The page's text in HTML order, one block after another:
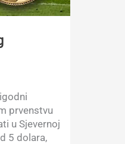
prvenstvu
u Sjevernoj
5 dolara,